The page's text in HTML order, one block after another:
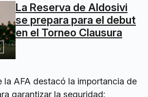
La Reserva de Aldosivi
se prepara para el debut
en el Torneo Clausura
la AFA destacó la importancia de
garantizar la seguridad: